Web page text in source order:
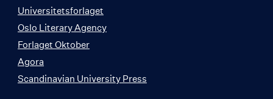
Universitetsforlaget
Oslo Literary Agency
Forlaget Oktober
Agora
Scandinavian University Press